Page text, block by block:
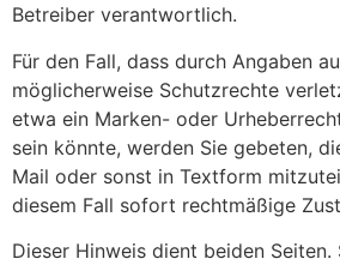
Betreiber verantwortlich.
Für den Fall, dass durch Angaben
möglicherweise Schutzrechte
etwa ein Marken- oder
sein könnte, werden Sie gebeten,
Mail oder sonst in Textform
diesem Fall sofort rechtmäßige
Dieser Hinweis dient beiden Seiten.